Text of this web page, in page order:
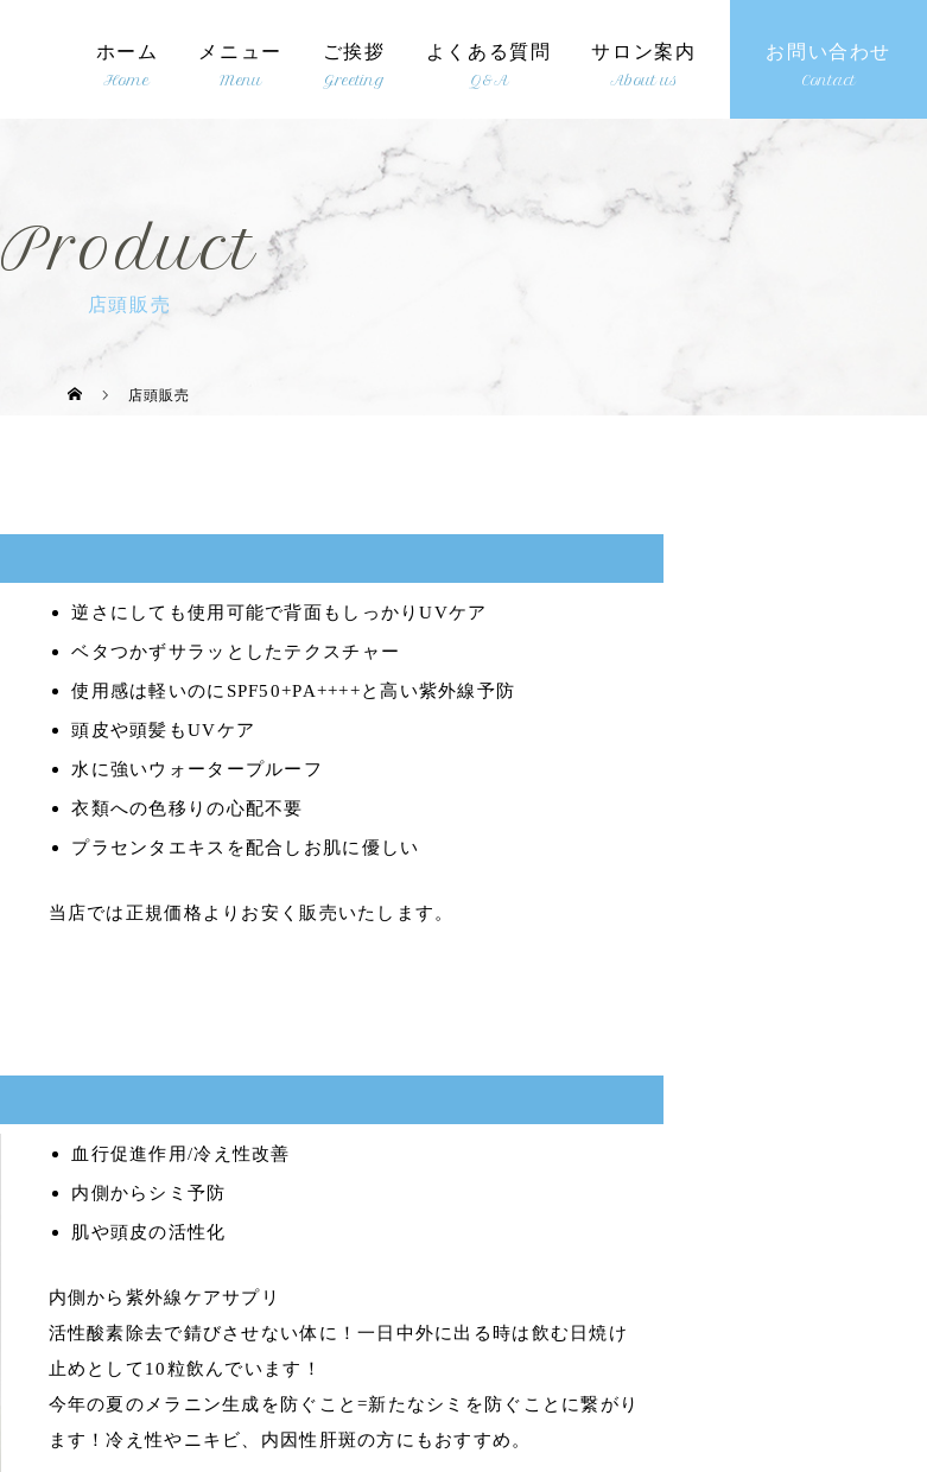
ホーム メニュー ご挨拶 よくある質問 サロン案内 お問い合わせ
Product
店頭販売
店頭販売
逆さにしても使用可能で背面もしっかりUVケア
ベタつかずサラッとしたテクスチャー
使用感は軽いのにSPF50+PA++++と高い紫外線予防
頭皮や頭髪もUVケア
水に強いウォータープルーフ
衣類への色移りの心配不要
プラセンタエキスを配合しお肌に優しい
当店では正規価格よりお安く販売いたします。
血行促進作用/冷え性改善
内側からシミ予防
肌や頭皮の活性化
内側から紫外線ケアサプリ
活性酸素除去で錆びさせない体に！一日中外に出る時は飲む日焼け
止めとして10粒飲んでいます！
今年の夏のメラニン生成を防ぐこと=新たなシミを防ぐことに繋がり
ます！冷え性やニキビ、内因性肝斑の方にもおすすめ。